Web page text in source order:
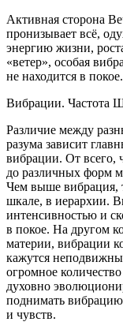
Активная сторона
пронизывает всё,
энергию жизни,
«ветер», особая
не находится в покое.
Вибрации. Частота
Различие между
разума зависит
вибрации. От всего,
до различных форм
Чем выше вибрация,
шкале, в иерархии.
интенсивностью и
в покое. На другом
материи, вибрации
кажутся
огромное
духовно
поднимать
и чувств.